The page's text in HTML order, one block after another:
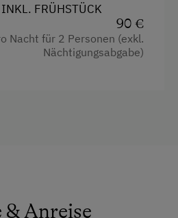
FRÜHSTÜCK
90 €
Nacht für 2 Personen (exkl.
Nächtigungsabgabe)
& Anreise